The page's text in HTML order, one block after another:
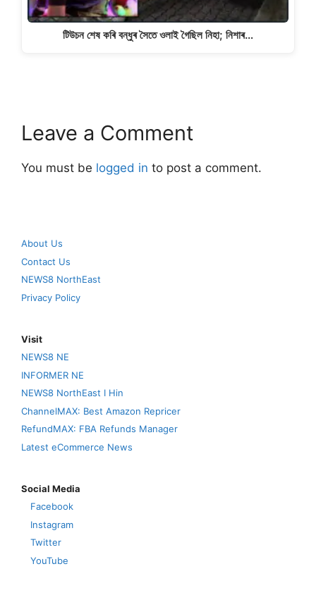
টিউচন শেষ কৰি বন্ধুৰ সৈতে ওলাই গৈছিল নিহা; নিশাৰ…
Leave a Comment
You must be logged in to post a comment.
About Us
Contact Us
NEWS8 NorthEast
Privacy Policy
Visit
NEWS8 NE
INFORMER NE
NEWS8 NorthEast I Hin
ChannelMAX: Best Amazon Repricer
RefundMAX: FBA Refunds Manager
Latest eCommerce News
Social Media
Facebook
Instagram
Twitter
YouTube